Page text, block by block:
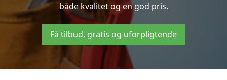
både kvalitet og en god pris.
Få tilbud, gratis og uforpligtende